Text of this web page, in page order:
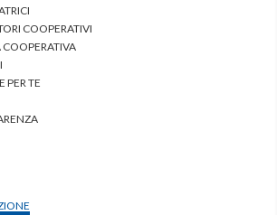
COOPERATIVI
PER TE